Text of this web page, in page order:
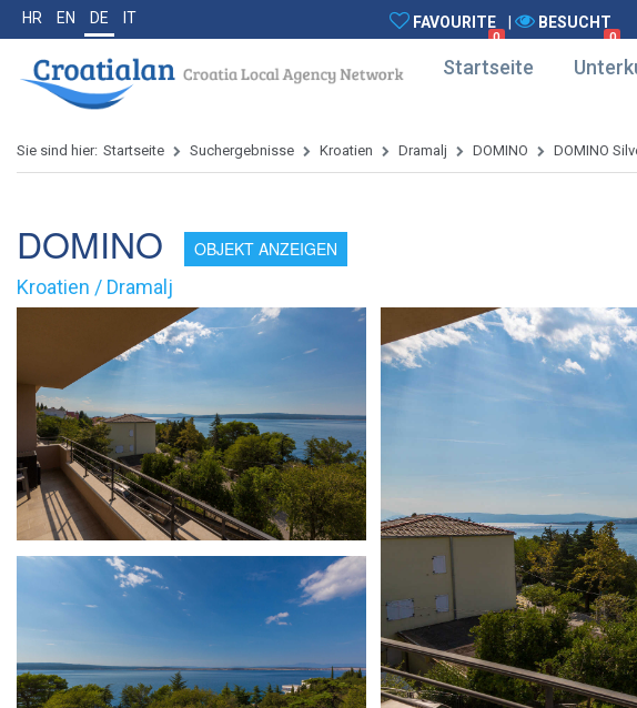
HR EN DE IT FAVOURITE
0
BESUCHT
0
Startseite
Sie sind hier: Startseite Suchergebnisse Kroatien Dramalj DOMINO DOMINO
DOMINO OBJEKT ANZEIGEN
Kroatien / Dramalj